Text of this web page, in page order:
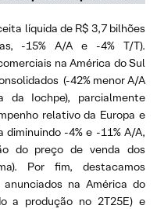
líquida de R$ 3,7 bilhões
-15% A/A e -4% T/T).
na América do Sul
(-42% menor A/A
da Iochpe), parcialmente
relativo da Europa e
-4% e -11% A/A,
do preço de venda dos
Por fim, destacamos
na América do
a produção no 2T25E) e